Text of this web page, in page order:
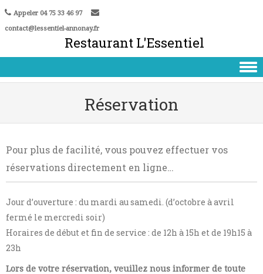
Skip
Aller
Appeler 04 75 33 46 97
contact@lessentiel-annonay.fr
Restaurant L'Essentiel
Skip to content
Réservation
Pour plus de facilité, vous pouvez effectuer vos
réservations directement en ligne…
Jour d’ouverture : du mardi au samedi. (d’octobre à avril
fermé le mercredi soir)
Horaires de début et fin de service : de 12h à 15h et de 19h15 à
23h
Lors de votre réservation, veuillez nous informer de toute